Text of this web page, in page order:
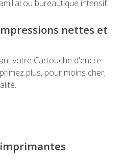
ou bureautique intensif.
nettes et
votre Cartouche d'encre
plus, pour moins cher,